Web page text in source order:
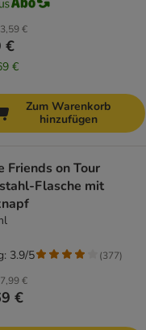
€
€
€
Zum Warenkorb
hinzufügen
Friends on Tour
Flasche mit
€
€
3.9/5 (377)